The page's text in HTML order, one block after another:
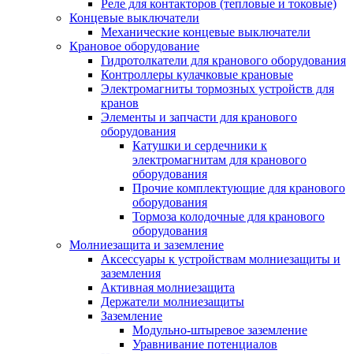
Реле для контакторов (тепловые и токовые)
Концевые выключатели
Механические концевые выключатели
Крановое оборудование
Гидротолкатели для кранового оборудования
Контроллеры кулачковые крановые
Электромагниты тормозных устройств для
кранов
Элементы и запчасти для кранового
оборудования
Катушки и сердечники к
электромагнитам для кранового
оборудования
Прочие комплектующие для кранового
оборудования
Тормоза колодочные для кранового
оборудования
Молниезащита и заземление
Аксессуары к устройствам молниезащиты и
заземления
Активная молниезащита
Держатели молниезащиты
Заземление
Модульно-штыревое заземление
Уравнивание потенциалов